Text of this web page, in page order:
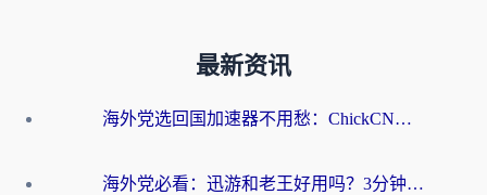
最新资讯
海外党选回国加速器不用愁：ChickCN和洞见哪个好？一篇搞定所有疑问
海外党必看：迅游和老王好用吗？3分钟选对加速国内网络的加速器